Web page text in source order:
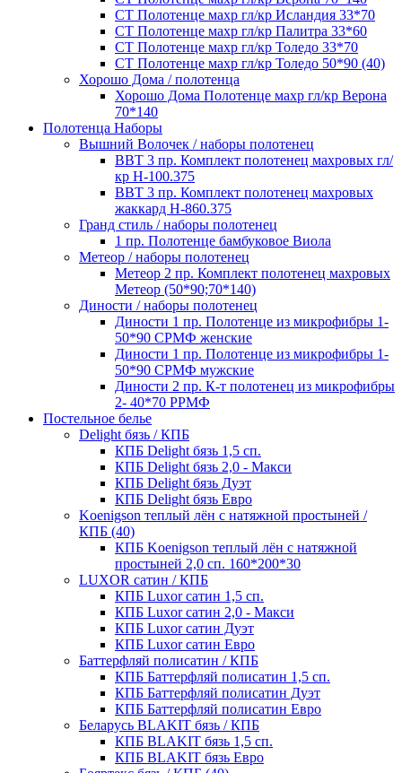
СТ Полотенце махр гл/кр Исландия 33*70
СТ Полотенце махр гл/кр Палитра 33*60
СТ Полотенце махр гл/кр Толедо 33*70
СТ Полотенце махр гл/кр Толедо 50*90 (40)
Хорошо Дома / полотенца
Хорошо Дома Полотенце махр гл/кр Верона
70*140
Полотенца Наборы
Вышний Волочек / наборы полотенец
ВВТ 3 пр. Комплект полотенец махровых гл/
кр Н-100.375
ВВТ 3 пр. Комплект полотенец махровых
жаккард Н-860.375
Гранд стиль / наборы полотенец
1 пр. Полотенце бамбуковое Виола
Метеор / наборы полотенец
Метеор 2 пр. Комплект полотенец махровых
Метеор (50*90;70*140)
Диности / наборы полотенец
Диности 1 пр. Полотенце из микрофибры 1-
50*90 СРМФ женские
Диности 1 пр. Полотенце из микрофибры 1-
50*90 СРМФ мужские
Диности 2 пр. К-т полотенец из микрофибры
2- 40*70 РРМФ
Постельное белье
Delight бязь / КПБ
КПБ Delight бязь 1,5 сп.
КПБ Delight бязь 2,0 - Макси
КПБ Delight бязь Дуэт
КПБ Delight бязь Евро
Koenigson теплый лён с натяжной простыней /
КПБ (40)
КПБ Koenigson теплый лён с натяжной
простыней 2,0 сп. 160*200*30
LUXOR сатин / КПБ
КПБ Luxor сатин 1,5 сп.
КПБ Luxor сатин 2,0 - Макси
КПБ Luxor сатин Дуэт
КПБ Luxor сатин Евро
Баттерфляй полисатин / КПБ
КПБ Баттерфляй полисатин 1,5 сп.
КПБ Баттерфляй полисатин Дуэт
КПБ Баттерфляй полисатин Евро
Беларусь BLAKIT бязь / КПБ
КПБ BLAKIT бязь 1,5 сп.
КПБ BLAKIT бязь Евро